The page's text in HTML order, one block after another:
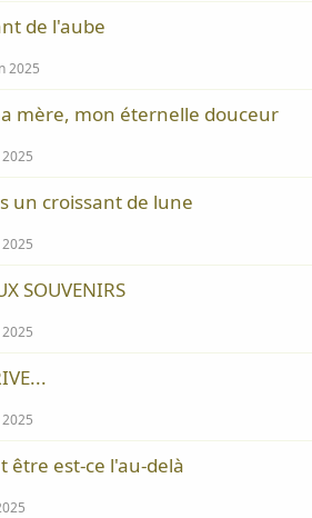
de l'aube
2025
mère, mon éternelle douceur
un croissant de lune
SOUVENIRS
être est-ce l'au-delà